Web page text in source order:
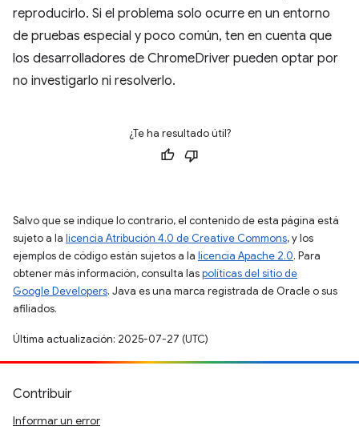
reproducirlo. Si el problema solo ocurre en un entorno
de pruebas especial y poco común, ten en cuenta que
los desarrolladores de ChromeDriver pueden optar por
no investigarlo ni resolverlo.
¿Te ha resultado útil?
Salvo que se indique lo contrario, el contenido de esta página está
sujeto a la licencia Atribución 4.0 de Creative Commons, y los
ejemplos de código están sujetos a la licencia Apache 2.0. Para
obtener más información, consulta laspolíticas del sitio de
Google Developers. Java es una marca registrada de Oracle o sus
afiliados.
Última actualización: 2025-07-27 (UTC)
Contribuir
Informar un error